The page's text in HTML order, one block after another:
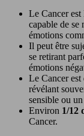
Le Cancer est
capable de se
émotions
Il peut être
se retirant
émotions
Le Cancer est
révélant
sensible ou
Environ 1/12
Cancer.